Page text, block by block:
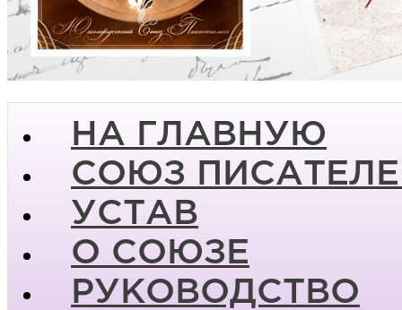
НА ГЛАВНУЮ
СОЮЗ
УСТАВ
О СОЮЗЕ
РУКОВОДСТВО